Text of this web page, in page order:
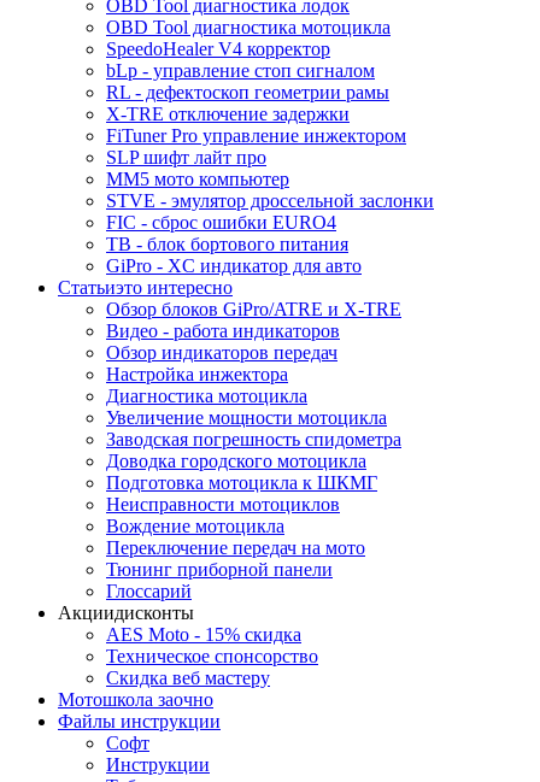
OBD Tool диагностика лодок
OBD Tool диагностика мотоцикла
SpeedoHealer V4 корректор
bLp - управление стоп сигналом
RL - дефектоскоп геометрии рамы
X-TRE отключение задержки
FiTuner Pro управление инжектором
SLP шифт лайт про
MM5 мото компьютер
STVE - эмулятор дроссельной заслонки
FIC - сброс ошибки EURO4
TB - блок бортового питания
GiPro - XC индикатор для авто
Статьиэто интересно
Обзор блоков GiPro/ATRE и X-TRE
Видео - работа индикаторов
Обзор индикаторов передач
Настройка инжектора
Диагноcтика мотоцикла
Увеличение мощности мотоцикла
Заводская погрешность спидометра
Доводка городского мотоцикла
Подготовка мотоцикла к ШКМГ
Неисправности мотоциклов
Вождение мотоцикла
Переключение передач на мото
Тюнинг приборной панели
Глоссарий
Акциидисконты
AES Moto - 15% скидка
Техническое спонсорство
Скидка веб мастеру
Мотошкола заочно
Файлы инструкции
Софт
Инструкции